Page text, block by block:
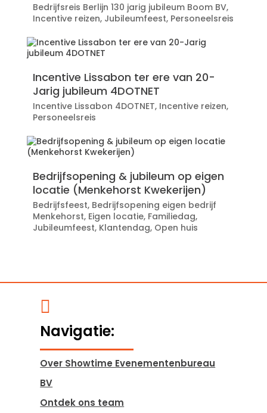
Bedrijfsreis Berlijn 130 jarig jubileum Boom BV,
Incentive reizen, Jubileumfeest, Personeelsreis
Incentive Lissabon ter ere van 20-
Jarig jubileum 4DOTNET
Incentive Lissabon 4DOTNET, Incentive reizen,
Personeelsreis
Bedrijfsopening & jubileum op eigen
locatie (Menkehorst Kwekerijen)
Bedrijfsfeest, Bedrijfsopening eigen bedrijf
Menkehorst, Eigen locatie, Familiedag,
Jubileumfeest, Klantendag, Open huis

Navigatie:
Over Showtime Evenementenbureau
BV
Ontdek ons team